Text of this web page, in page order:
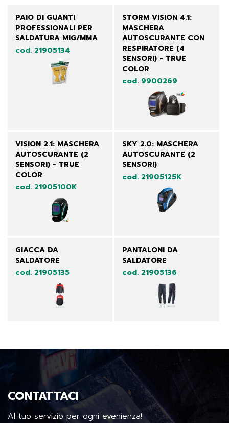
PAIO DI GUANTI
PROFESSIONALI PER
SALDATURA MIG/MMA
cod. 21905134
STORM VISION 4.1:
MASCHERA
AUTOSCURANTE CON
RESPIRATORE (4
SENSORI) - TRUE
COLOR
cod. 9900269
VISION 2.1: MASCHERA
AUTOSCURANTE (2
SENSORI) - TRUE
COLOR
cod. 21905100K
SKY 2.0: MASCHERA
AUTOSCURANTE (2
SENSORI)
cod. 21905125K
GIACCA DA
SALDATORE
cod. 21905135
PANTALONI DA
SALDATORE
cod. 21905136
CONTATTACI
Al tuo servizio per ogni evenienza!